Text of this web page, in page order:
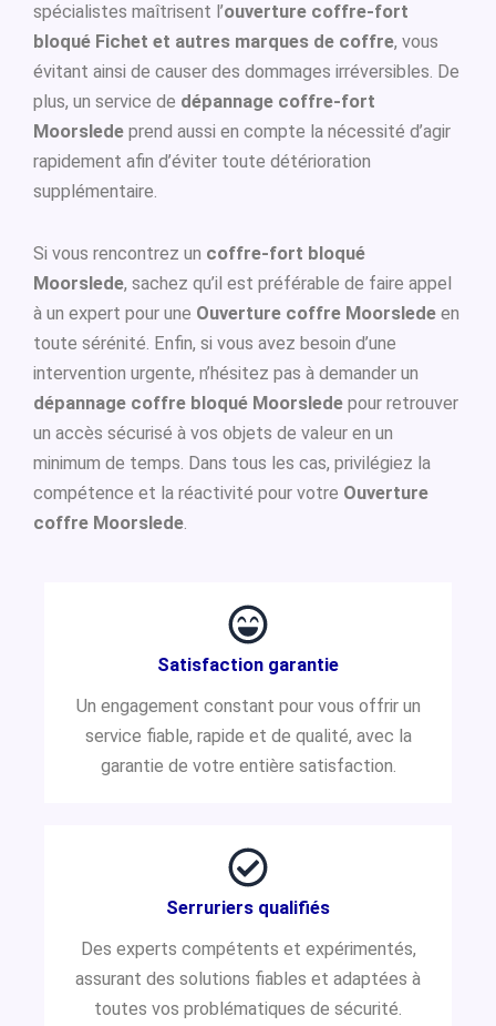
spécialistes maîtrisent l’ouverture coffre-fort
bloqué Fichet et autres marques de coffre, vous
évitant ainsi de causer des dommages irréversibles. De
plus, un service de dépannage coffre-fort
Moorslede prend aussi en compte la nécessité d’agir
rapidement afin d’éviter toute détérioration
supplémentaire.
Si vous rencontrez un coffre-fort bloqué
Moorslede, sachez qu’il est préférable de faire appel
à un expert pour une Ouverture coffre Moorslede en
toute sérénité. Enfin, si vous avez besoin d’une
intervention urgente, n’hésitez pas à demander un
dépannage coffre bloqué Moorslede pour retrouver
un accès sécurisé à vos objets de valeur en un
minimum de temps. Dans tous les cas, privilégiez la
compétence et la réactivité pour votre Ouverture
coffre Moorslede.
Satisfaction garantie
Un engagement constant pour vous offrir un
service fiable, rapide et de qualité, avec la
garantie de votre entière satisfaction.
Serruriers qualifiés
Des experts compétents et expérimentés,
assurant des solutions fiables et adaptées à
toutes vos problématiques de sécurité.